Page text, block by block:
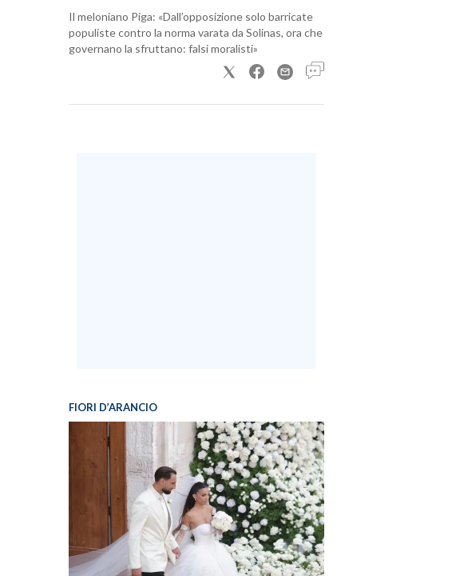
Il meloniano Piga: «Dall’opposizione solo barricate
populiste contro la norma varata da Solinas, ora che
governano la sfruttano: falsi moralisti»
FIORI D’ARANCIO